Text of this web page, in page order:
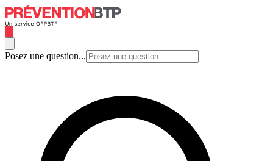
Posez une question...